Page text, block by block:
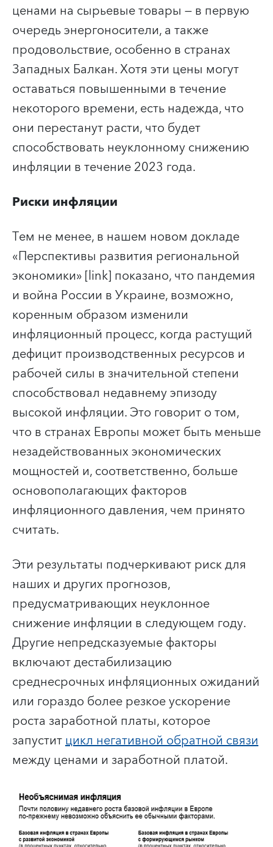
ценами на сырьевые товары — в первую
очередь энергоносители, а также
продовольствие, особенно в странах
Западных Балкан. Хотя эти цены могут
оставаться повышенными в течение
некоторого времени, есть надежда, что
они перестанут расти, что будет
способствовать неуклонному снижению
инфляции в течение 2023 года.
Риски инфляции
Тем не менее, в нашем новом докладе
«Перспективы развития региональной
экономики» [link] показано, что пандемия
и война России в Украине, возможно,
коренным образом изменили
инфляционный процесс, когда растущий
дефицит производственных ресурсов и
рабочей силы в значительной степени
способствовал недавнему эпизоду
высокой инфляции. Это говорит о том,
что в странах Европы может быть меньше
незадействованных экономических
мощностей и, соответственно, больше
основополагающих факторов
инфляционного давления, чем принято
считать.
Эти результаты подчеркивают риск для
наших и других прогнозов,
предусматривающих неуклонное
снижение инфляции в следующем году.
Другие непредсказуемые факторы
включают дестабилизацию
среднесрочных инфляционных ожиданий
или гораздо более резкое ускорение
роста заработной платы, которое
запуститцикл негативной обратной связи
между ценами и заработной платой.